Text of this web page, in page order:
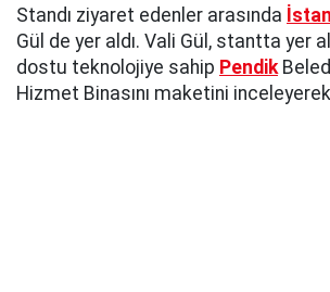
Standı ziyaret edenler arasında
Gül de yer aldı. Vali Gül, stantta yer
dostu teknolojiye sahip Pendik
Hizmet Binasını maketini